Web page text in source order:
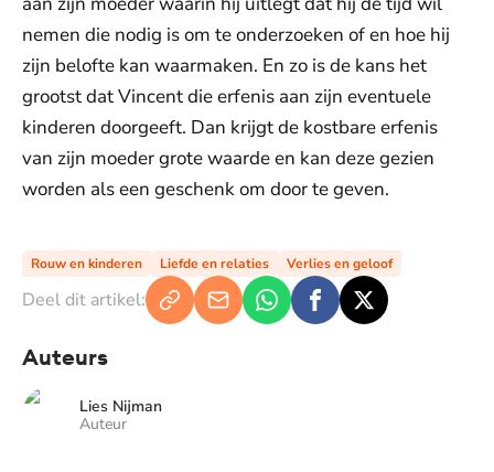
nemen die nodig is om te onderzoeken of en hoe hij
zijn belofte kan waarmaken. En zo is de kans het
grootst dat Vincent die erfenis aan zijn eventuele
kinderen doorgeeft. Dan krijgt de kostbare erfenis
van zijn moeder grote waarde en kan deze gezien
worden als een geschenk om door te geven.
Rouw en kinderen Liefde en relaties Verlies en geloof
Deel dit artikel:
Auteurs
Lies Nijman
Auteur